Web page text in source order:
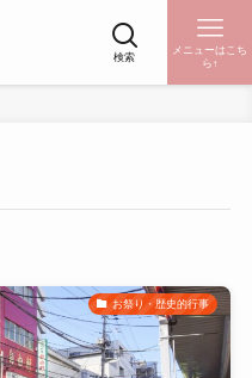
検索
メニューはこち
ら↑
お祭り・歴史的行事